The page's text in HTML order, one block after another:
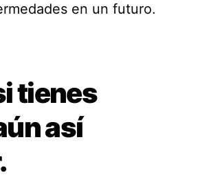
en un futuro.
tienes
así